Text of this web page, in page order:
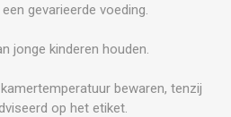
gevarieerde voeding.
jonge kinderen houden.
bewaren, tenzij
op het etiket.